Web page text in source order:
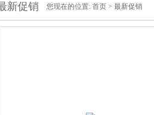
新促销 您现在的位置: 首页 > 最新促销